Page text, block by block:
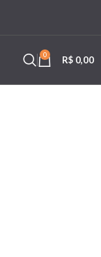
0 R$ 0,00